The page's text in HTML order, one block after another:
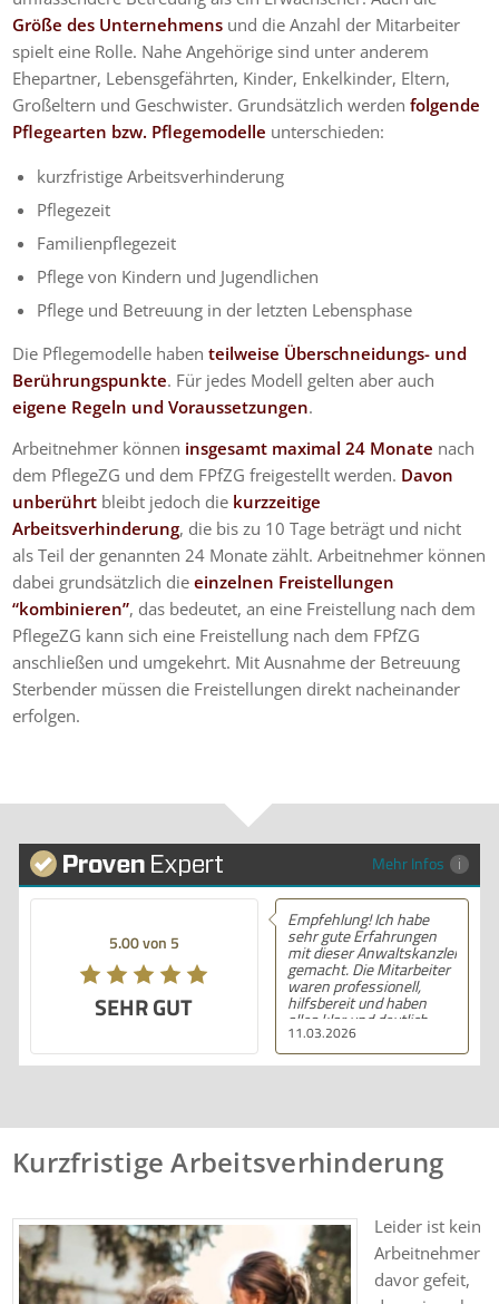
Größe des Unternehmens und die Anzahl der Mitarbeiter
spielt eine Rolle. Nahe Angehörige sind unter anderem
Ehepartner, Lebensgefährten, Kinder, Enkelkinder, Eltern,
Großeltern und Geschwister. Grundsätzlich werdenfolgende
Pflegearten bzw. Pflegemodelle unterschieden:
kurzfristige Arbeitsverhinderung
Pflegezeit
Familienpflegezeit
Pflege von Kindern und Jugendlichen
Pflege und Betreuung in der letzten Lebensphase
Die Pflegemodelle habenteilweise Überschneidungs- und
Berührungspunkte. Für jedes Modell gelten aber auch
eigene Regeln und Voraussetzungen.
Arbeitnehmer können insgesamt maximal 24 Monate nach
dem PflegeZG und dem FPfZG freigestellt werden. Davon
unberührt bleibt jedoch die kurzzeitige
Arbeitsverhinderung, die bis zu 10 Tage beträgt und nicht
als Teil der genannten 24 Monate zählt. Arbeitnehmer können
dabei grundsätzlich dieeinzelnen Freistellungen
“kombinieren”, das bedeutet, an eine Freistellung nach dem
PflegeZG kann sich eine Freistellung nach dem FPfZG
anschließen und umgekehrt. Mit Ausnahme der Betreuung
Sterbender müssen die Freistellungen direkt nacheinander
erfolgen.
Mehr Infos
5.00 von 5
SEHR GUT
11.03.2026
Empfehlung! Ich habe
sehr gute Erfahrungen
mit dieser Anwaltskanzlei
gemacht. Die Mitarbeiter
waren professionell,
hilfsbereit und haben
alles klar und deutlich
erklärt. Ich bin mit der
Beratung sehr zufrieden
und kann ihre
Kurzfristige Arbeitsverhinderung
Leider ist kein
Arbeitnehmer
davor gefeit,